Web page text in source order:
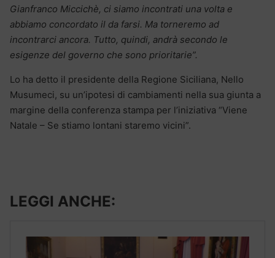
Gianfranco Miccichè, ci siamo incontrati una volta e
abbiamo concordato il da farsi. Ma torneremo ad
incontrarci ancora. Tutto, quindi, andrà secondo le
esigenze del governo che sono prioritarie”.
Lo ha detto il presidente della Regione Siciliana, Nello
Musumeci, su un’ipotesi di cambiamenti nella sua giunta a
margine della conferenza stampa per l’iniziativa “Viene
Natale – Se stiamo lontani staremo vicini”.
LEGGI ANCHE: